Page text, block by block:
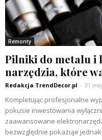
Remonty
Pilniki do metalu i
narzędzia, które
Redakcja TrendDecor.pl - 31
Kompletując profesjonalne
pokusie inwestowania
zaawansowane
bezwzględnie pokazuje